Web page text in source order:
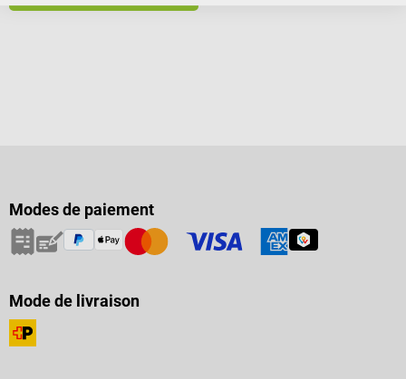
Modes de paiement
Mode de livraison